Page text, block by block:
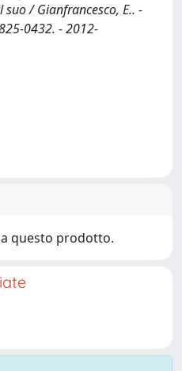
/ Gianfrancesco, E.. -
0432. - 2012-
questo prodotto.